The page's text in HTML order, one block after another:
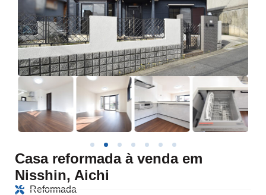
Casa reformada à venda em
Nisshin, Aichi
Reformada